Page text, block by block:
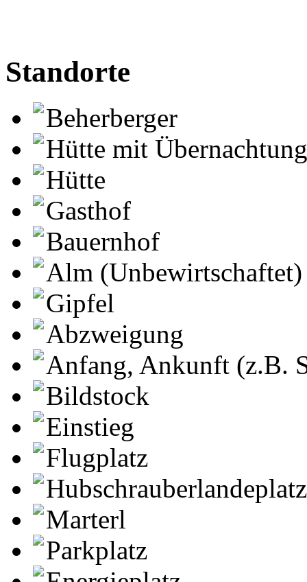
Standorte
Beherberger
Hütte mit Übernachtung
Hütte
Gasthof
Bauernhof
Alm (Unbewirtschaftet)
Gipfel
Abzweigung
Anfang, Ankunft (z.B.
Bildstock
Einstieg
Flugplatz
Hubschrauberlandeplatz
Marterl
Parkplatz